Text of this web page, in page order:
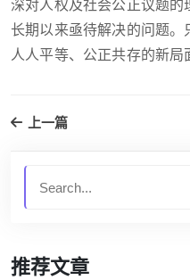
深对人权及社会公正议题
长期以来亟待解决的问题
人人平等、公正共存的新局
上一篇
推荐文章